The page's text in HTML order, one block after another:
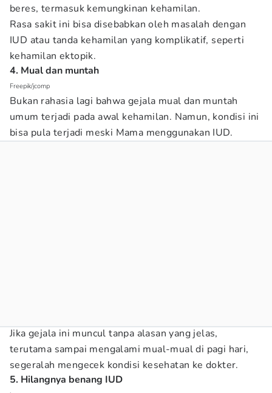
beres, termasuk kemungkinan kehamilan.
Rasa sakit ini bisa disebabkan oleh masalah dengan
IUD atau tanda kehamilan yang komplikatif, seperti
kehamilan ektopik.
4. Mual dan muntah
Freepik/jcomp
Bukan rahasia lagi bahwa gejala mual dan muntah
umum terjadi pada awal kehamilan. Namun, kondisi ini
bisa pula terjadi meski Mama menggunakan IUD.
Jika gejala ini muncul tanpa alasan yang jelas,
terutama sampai mengalami mual-mual di pagi hari,
segeralah mengecek kondisi kesehatan ke dokter.
5. Hilangnya benang IUD